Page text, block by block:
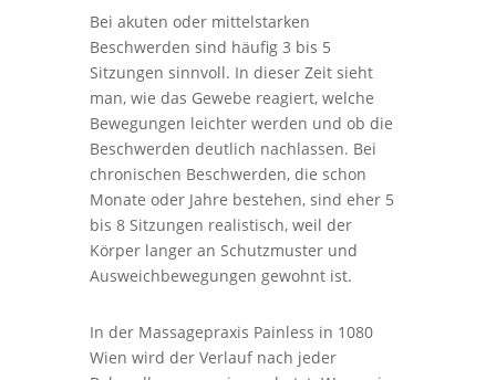
Bei akuten oder mittelstarken
Beschwerden sind häufig 3 bis 5
Sitzungen sinnvoll. In dieser Zeit sieht
man, wie das Gewebe reagiert, welche
Bewegungen leichter werden und ob die
Beschwerden deutlich nachlassen. Bei
chronischen Beschwerden, die schon
Monate oder Jahre bestehen, sind eher 5
bis 8 Sitzungen realistisch, weil der
Körper langer an Schutzmuster und
Ausweichbewegungen gewohnt ist.
In der Massagepraxis Painless in 1080
Wien wird der Verlauf nach jeder